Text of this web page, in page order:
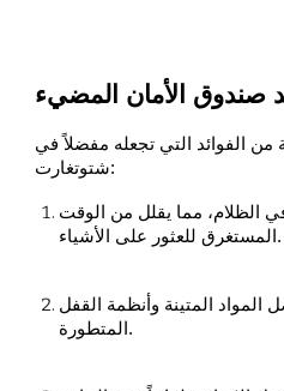
صندوق الأمان المضيء
من الفوائد التي تجعله مفضلاً في
شتوتغارت:
الظلام، مما يقلل من الوقت
المستغرق للعثور على الأشياء.
المواد المتينة وأنظمة القفل
المتطورة.